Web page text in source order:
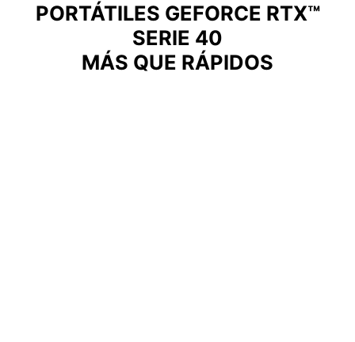
PORTÁTILES GEFORCE RTX™
SERIE 40
MÁS QUE RÁPIDOS